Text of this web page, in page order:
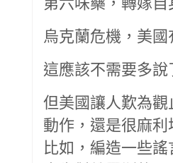
烏克蘭危機，美國
這應該不需要多說
但美國讓人歎為觀
動作，還是很麻利
比如，編造一些